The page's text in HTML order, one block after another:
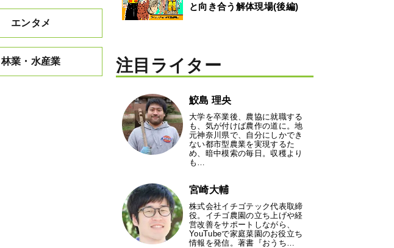
エンタメ
林業・水産業
と向き合う解体現場(後編)
注目ライター
鮫島 理央
大学を卒業後、農協に就職する
も、気が付けば農作の道に。地
元神奈川県で、自分にしかでき
ない都市型農業を実現するた
め、暗中模索の毎日。収穫より
も…
宮崎大輔
株式会社イチゴテック代表取締
役。イチゴ農園の立ち上げや経
営改善をサポートしながら、
YouTubeで家庭菜園のお役立ち
情報を発信。著書『おうち…